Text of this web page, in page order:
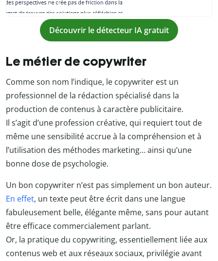
Découvrir le détecteur IA gratuit
Le métier de copywriter
Comme son nom l’indique, le copywriter est un
professionnel de la rédaction spécialisé dans la
production de contenus à caractère publicitaire.
Il s’agit d’une profession créative, qui requiert tout de
même une sensibilité accrue à la compréhension et à
l’utilisation des méthodes marketing… ainsi qu’une
bonne dose de psychologie.
Un bon copywriter n’est pas simplement un bon auteur.
En effet, un texte peut être écrit dans une langue
fabuleusement belle, élégante même, sans pour autant
être efficace commercialement parlant.
Or, la pratique du copywriting, essentiellement liée aux
contenus web et aux réseaux sociaux, privilégie avant